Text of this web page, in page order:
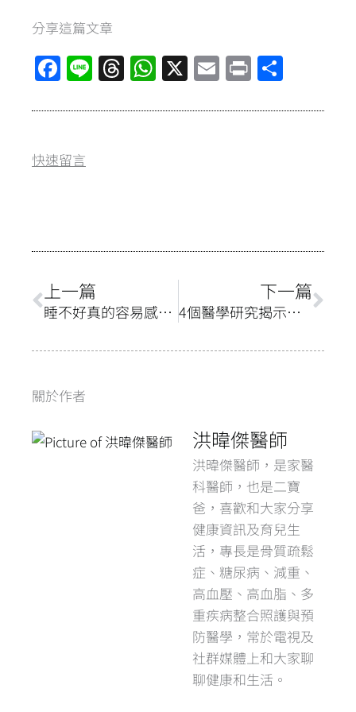
分享這篇文章
F
a
ce
b
o
Li
n
e
T
hr
e
W
h
at
X E
m
ai
Pr
in
t
快速留言
上一頁
上一篇
睡不好真的容易感冒嗎？睡眠的1項指標最重要
下一篇
4個醫學研究揭示：每天喝咖啡對血壓的真正影響
下
關於作者
洪暐傑醫師
洪暐傑醫師，是家醫
科醫師，也是二寶
爸，喜歡和大家分享
健康資訊及育兒生
活，專長是骨質疏鬆
症、糖尿病、減重、
高血壓、高血脂、多
重疾病整合照護與預
防醫學，常於電視及
社群媒體上和大家聊
聊健康和生活。